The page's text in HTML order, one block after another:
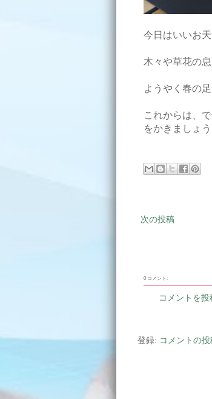
今日はいいお
木々や草花の
ようやく春の
これからは、
をかきましょ
次の投稿
0 コメント:
コメントを投
登録: コメントの